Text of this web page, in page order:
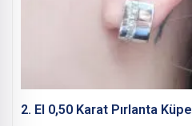
2. El 0,50 Karat Pırlanta Küpe